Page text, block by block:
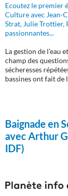
Ecoutez le premier
Culture avec Jean-
Strat, Julie Trottier,
passionnantes...
La gestion de l’eau
champ des
sécheresses
bassines ont fait de
Baignade en
avec Arthur
IDF)